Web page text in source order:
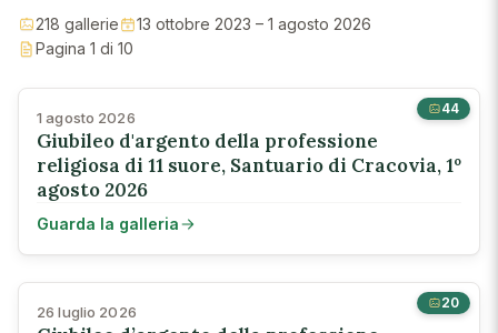
218 gallerie
13 ottobre 2023 – 1 agosto 2026
Pagina 1 di 10
44
1 agosto 2026
Giubileo d'argento della professione
religiosa di 11 suore, Santuario di Cracovia, 1º
agosto 2026
Guarda la galleria
20
26 luglio 2026